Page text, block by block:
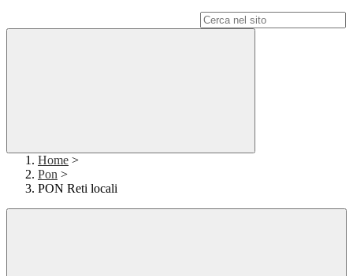
Home >
Pon >
PON Reti locali